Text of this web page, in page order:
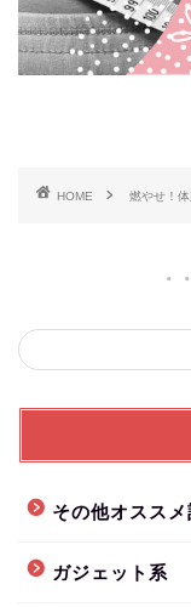
HOME 燃やせ！体
その他オススメ
ガジェット系